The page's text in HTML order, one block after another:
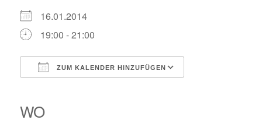
16.01.2014
19:00 - 21:00
ZUM KALENDER HINZUFÜGEN
WO